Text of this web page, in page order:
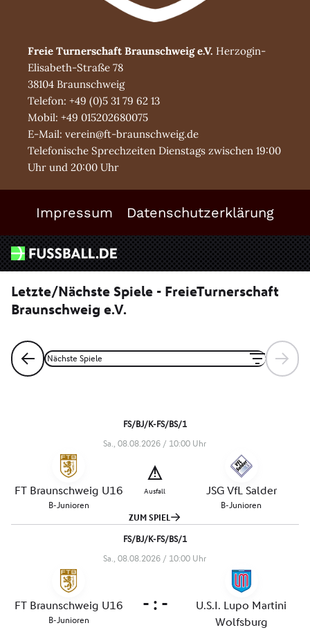
Freie Turnerschaft Braunschweig e.V. Herzogin-
Elisabeth-Straße 78
38104 Braunschweig
Telefon: +49 (0)5 31 79 62 13
Mobil: +49 015202680075
E-Mail: verein@ft-braunschweig.de
Telefonische Sprechzeiten Dienstags zwischen 19:00
Uhr und 20:00 Uhr
Impressum Datenschutzerklärung